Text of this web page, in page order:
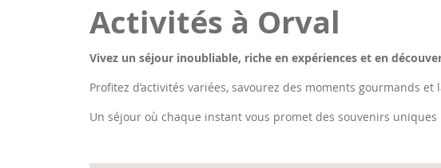
Activités à Orval
Vivez un séjour inoubliable, riche en expériences et en
Profitez d’activités variées, savourez des moments gourmands
Un séjour où chaque instant vous promet des souvenirs uniques